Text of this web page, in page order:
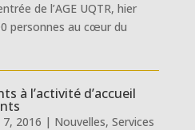
de l’AGE UQTR, hier
personnes au cœur du
à l’activité d’accueil
7, 2016 | Nouvelles, Services